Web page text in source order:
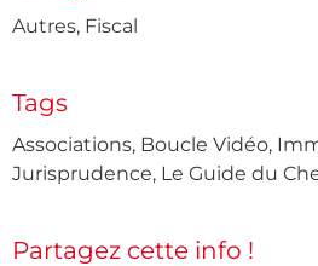
Autres, Fiscal
Tags
Associations, Boucle Vidéo,
Jurisprudence, Le Guide du
Partagez cette info !